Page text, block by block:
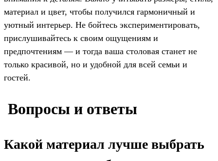
материал и цвет, чтобы получился гармоничный и
уютный интерьер. Не бойтесь экспериментировать,
прислушивайтесь к своим ощущениям и
предпочтениям — и тогда ваша столовая станет не
только красивой, но и удобной для всей семьи и
гостей.
️ Вопросы и ответы
Какой материал лучше выбрать